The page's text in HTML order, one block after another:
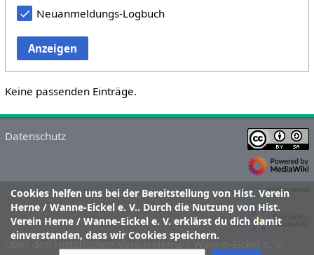
Neuanmeldungs-Logbuch
Anzeigen
Keine passenden Einträge.
Cookies helfen uns bei der Bereitstellung von Hist. Verein
Herne / Wanne-Eickel e. V.. Durch die Nutzung von Hist.
Verein Herne / Wanne-Eickel e. V. erklärst du dich damit
einverstanden, dass wir Cookies speichern.
Datenschutz
Über den Historischen Verein Herne / Wanne-Eickel e. V.